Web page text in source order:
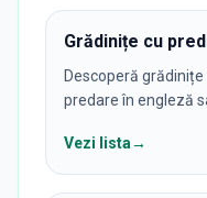
Grădinițe cu
Descoperă
predare în engleză
Vezi lista→